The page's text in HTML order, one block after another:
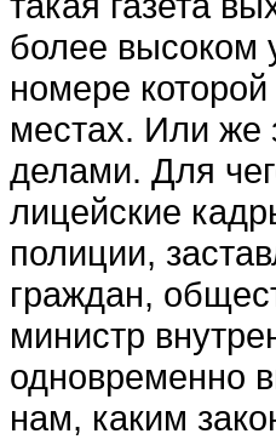
более высоком
номере
местах. Или же
делами. Для
лицейские
полиции,
граждан,
министр
одновременно
нам, каким